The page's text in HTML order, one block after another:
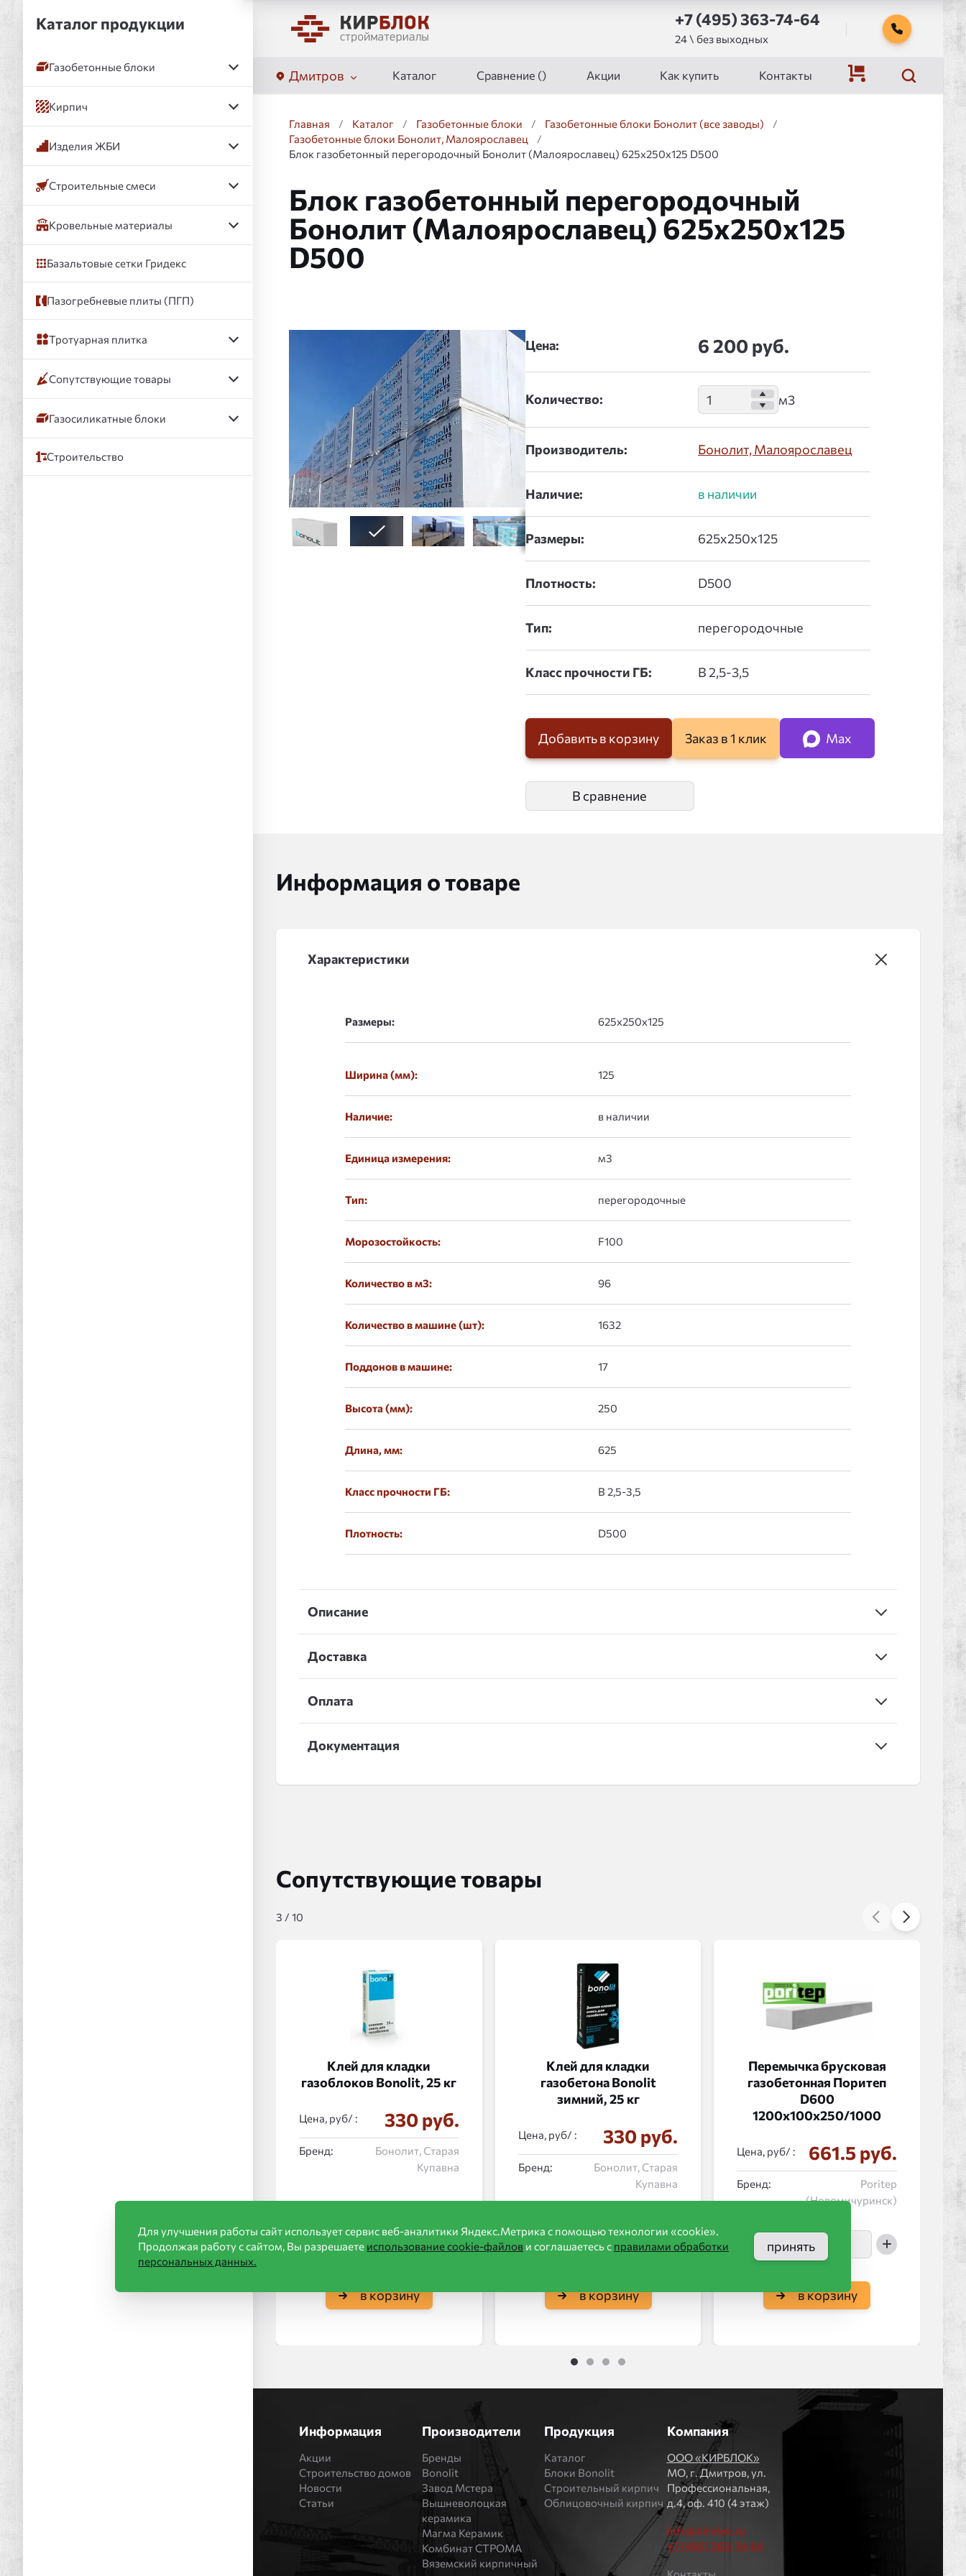
+7 (495) 363-74-64
24 \ без выходных
Дмитров Каталог Сравнение () Акции Как купить Контакты
Главная / Каталог / Газобетонные блоки / Газобетонные блоки Бонолит (все заводы)
/
Газобетонные блоки Бонолит, Малоярославец
/
Блок газобетонный перегородочный Бонолит (Малоярославец) 625x250x125 D500
Блок газобетонный перегородочный
Бонолит (Малоярославец) 625x250x125
D500
Цена: 6 200 руб.
Количество:
Производитель: Бонолит, Малоярославец
Наличие:
Размеры:
Плотность:
Тип:
Класс прочности ГБ:
Добавить в корзину Заказ в 1 клик Max
В сравнение
Информация о товаре
Характеристики
Размеры:
Ширина (мм): 125
Наличие: в наличии
Единица измерения: м3
Тип: перегородочные
Морозостойкость: F100
Количество в м3: 96
Количество в машине (шт): 1632
Поддонов в машине: 17
Высота (мм): 250
Длина, мм: 625
Класс прочности ГБ: В 2,5-3,5
Плотность: D500
Описание
Доставка
Оплата
Документация
Сопутствующие товары
Клей для кладки
газоблоков Bonolit, 25 кг
Цена, руб/ : 330 руб.
Бренд:
Бонолит, Старая
Купавна
в корзину
Клей для кладки
газобетона Bonolit
зимний, 25 кг
Цена, руб/ : 330 руб.
Бренд:
Бонолит, Старая
Купавна
в корзину
Перемычка брусковая
газобетонная Поритеп
D600
1200x100x250/1000
Цена, руб/ : 661.5 руб.
Бренд:
Poritep
(Новомичуринск)
в корзину
3 / 10
1 2 3 4
Информация
Акции
Строительство домов
Новости
Статьи
Производители
Бренды
Bonolit
Завод Мстера
Вышневолоцкая
керамика
Магма Керамик
Комбинат СТРОМА
Вяземский кирпичный
Продукция
Каталог
Блоки Bonolit
Строительный кирпич
Облицовочный кирпич
Компания
ООО «КИРБЛОК»
МO, г. Дмитров, ул.
Профессиональная,
д.4, оф. 410 (4 этаж)
info@kirblok.ru
+7 (495) 363-74-64
Каталог продукции
Газобетонные блоки
Кирпич
Изделия ЖБИ
Строительные смеси
Кровельные материалы
Базальтовые сетки Гридекс
Пазогребневые плиты (ПГП)
Тротуарная плитка
Сопутствующие товары
Газосиликатные блоки
Строительство
Для улучшения работы сайт использует сервис веб-аналитики Яндекс.Метрика с помощью технологии «cookie».
Продолжая работу с сайтом, Вы разрешаете использование cookie-файлов и соглашаетесь с правилами обработки
персональных данных.
принять